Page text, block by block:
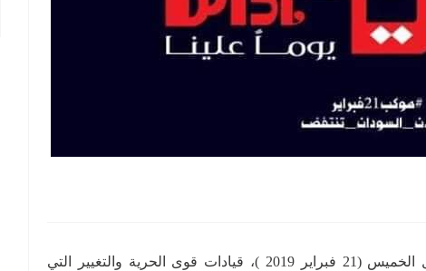
قال حزب الأمة القومي: “إن جهاز الأمن اعتقل الخميس (21 فبراير 2019 )، قيادات قوى الحرية والتغيير التي